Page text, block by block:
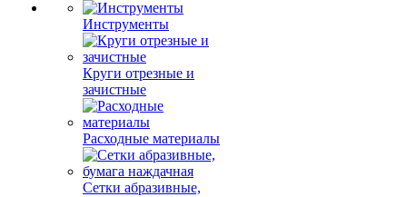
Инструменты
Круги отрезные и
зачистные
Расходные материалы
Сетки абразивные,